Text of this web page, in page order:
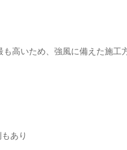
高いため、強風に備えた施工
あり